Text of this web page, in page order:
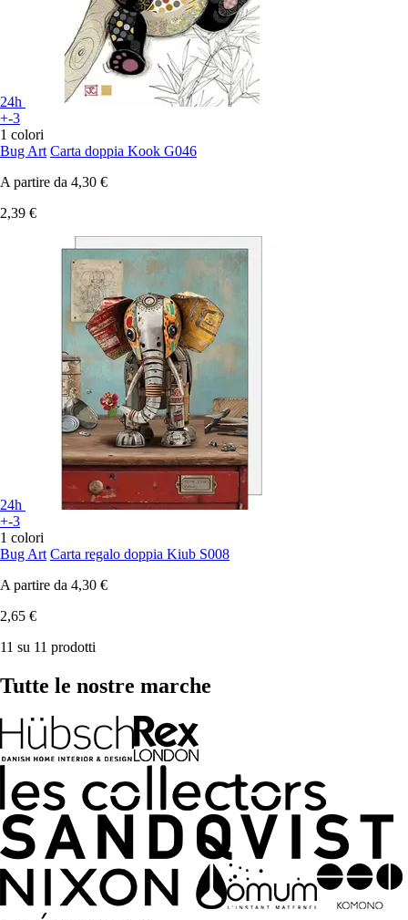
24h
+-3
1 colori
Bug Art Carta doppia Kook G046
A partire da 4,30 €
2,39 €
24h
+-3
1 colori
Bug Art Carta regalo doppia Kiub S008
A partire da 4,30 €
2,65 €
11 su 11 prodotti
Tutte le nostre marche